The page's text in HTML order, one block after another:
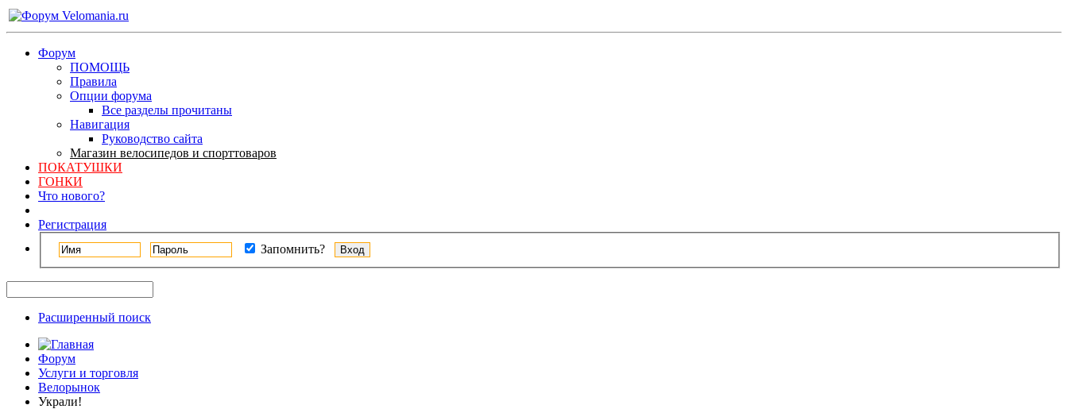
Форум
ПОМОЩЬ
Правила
Опции форума
Все разделы прочитаны
Навигация
Руководство сайта
Магазин велосипедов и спорттоваров
ПОКАТУШКИ
ГОНКИ
Что нового?
Регистрация
Запомнить?
Расширенный поиск
Форум
Услуги и торговля
Велорынок
Украли!